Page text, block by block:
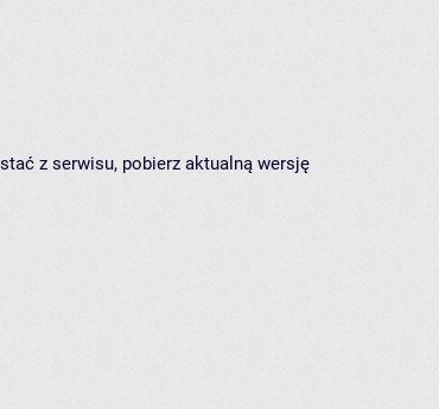
z serwisu, pobierz aktualną wersję